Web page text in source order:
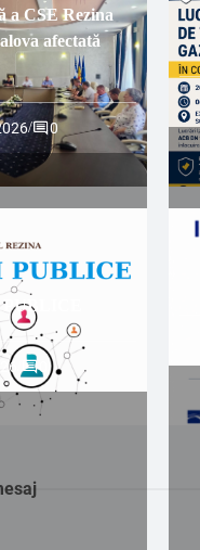
a CSE Rezina
afectată
/ 0
0